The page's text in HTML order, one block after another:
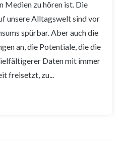
Medien zu hören ist. Die
unsere Alltagswelt sind vor
spürbar. Aber auch die
an, die Potentiale, die die
Daten mit immer
freisetzt, zu...